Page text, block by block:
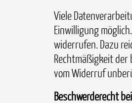
Viele
Einwilligung
widerrufen. Dazu
Rechtmäßigkeit
vom Widerruf
Beschwerderecht